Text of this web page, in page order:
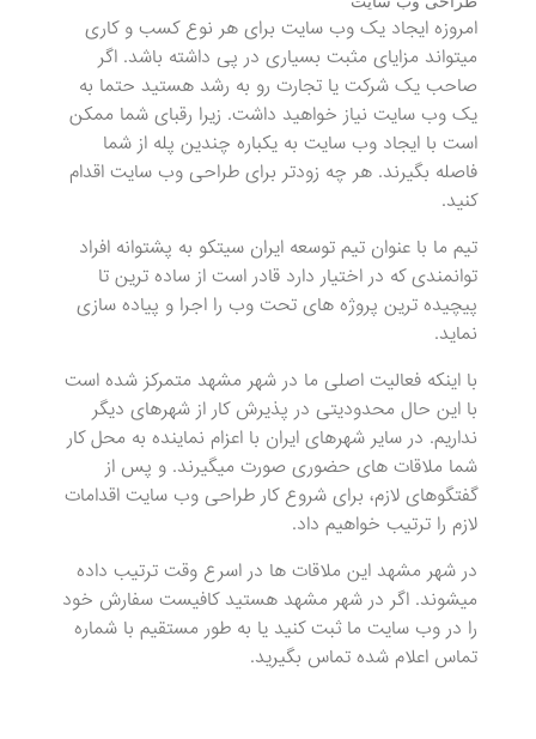
امروزه ایجاد یک وب سایت برای هر نوع کسب و کاری
میتواند مزایای مثبت بسیاری در پی داشته باشد. اگر
صاحب یک شرکت یا تجارت رو به رشد هستید حتما به
یک وب سایت نیاز خواهید داشت. زیرا رقبای شما ممکن
است با ایجاد وب سایت به یکباره چندین پله از شما
فاصله بگیرند. هر چه زودتر برای طراحی وب سایت اقدام
کنید.
تیم ما با عنوان تیم توسعه ایران سیتکو به پشتوانه افراد
توانمندی که در اختیار دارد قادر است از ساده ترین تا
پیچیده ترین پروژه های تحت وب را اجرا و پیاده سازی
نماید.
با اینکه فعالیت اصلی ما در شهر مشهد متمرکز شده است
با این حال محدودیتی در پذیرش کار از شهرهای دیگر
نداریم. در سایر شهرهای ایران با اعزام نماینده به محل کار
شما ملاقات های حضوری صورت میگیرند. و پس از
گفتگوهای لازم، برای شروع کار طراحی وب سایت اقدامات
لازم را ترتیب خواهیم داد.
در شهر مشهد این ملاقات ها در اسرع وقت ترتیب داده
میشوند. اگر در شهر مشهد هستید کافیست سفارش خود
را در وب سایت ما ثبت کنید یا به طور مستقیم با شماره
تماس اعلام شده تماس بگیرید.